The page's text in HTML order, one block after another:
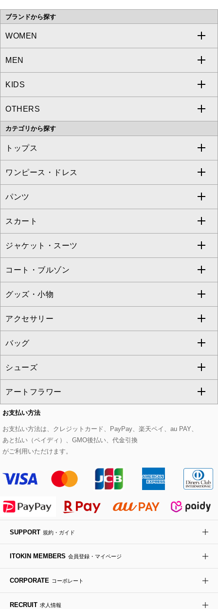
ブランドから探す
WOMEN
a.v.v
MICHEL KLEIN
MK MICHEL KLEIN
OFUON le MK
eur3
Maison de CINQ
MK MICHEL KLEIN BAG
HIROKO KOSHINO
MEN
a.v.v
MICHEL KLEIN HOMME
MK MICHEL KLEIN HOMME
KIDS
a.v.v
OTHERS
MK MICHEL KLEIN BAG
カテゴリから探す
トップス
すべてのトップス
カットソー・Tシャツ
ブラウス・シャツ
ニット・セーター
カーディガン
アンサンブルセット
ベスト・ジレ
パーカー
タンクトップ・キャミソール
スウェット・ジャージー
その他のトップス
ワンピース・ドレス
すべてのワンピース・ドレス
ワンピース
ドレス
チュニック
ジャンパースカート
その他のワンピース・ドレス
パンツ
すべてのパンツ
フルレングスパンツ
クロップド・半端丈パンツ
ガウチョ・ワイドパンツ
ハーフ・ショート丈パンツ
サロペット・オールインワン
その他のパンツ
スカート
すべてのスカート
ロング・マキシ丈スカート
ひざ丈スカート
ミモレ丈スカート
ショート・ミニ丈スカート
その他のスカート
ジャケット・スーツ
すべてのジャケット・スーツ
テーラードジャケット
ノーカラージャケット
セットアップ
セットアップジャケット
セットアップパンツ
セットアップスカート
セットアップワンピース
コート・ブルゾン
すべてのコート・ブルゾン
トレンチコート
ピーコート
ダッフルコート
チェスターコート
モッズコート
ステンカラーコート
ライダースジャケット
デニムジャケット
ダウンジャケット・コート
グッズ・小物
すべてのグッズ・小物
マスク
ストール・マフラー・スヌード
ベルト・サスペンダー
帽子
ヘアアクセサリー
ハンカチ・バンダナ
手袋
チャーム・ストラップ
アクセサリー
すべてのアクセサリー
ネックレス
ピアス・イヤリング
ブレスレット・バングル
ブローチ・コサージュ
バッグ
すべてのバッグ
トートバッグ
ショルダーバッグ
ボストンバッグ
バックパック・リュック
ボディバッグ・メッセンジャーバッグ
トラベルバッグ
シューズ
すべてのシューズ
パンプス
スニーカー
フラットシューズ
ローファー
ドレスシューズ
アートフラワー
すべてのアートフラワー
ローズ
カサブランカ・カラー
ラナンキュラス
ポプリアレンジ＆フレグランス
お支払い方法
お支払い方法は、クレジットカード、PayPay、楽天ペイ、au PAY、
あと払い（ペイディ）、GMO後払い、代金引換
がご利用いただけます。
SUPPORT 規約・ガイド
ITOKIN MEMBERS 会員登録・マイページ
CORPORATE コーポレート
RECRUIT 求人情報